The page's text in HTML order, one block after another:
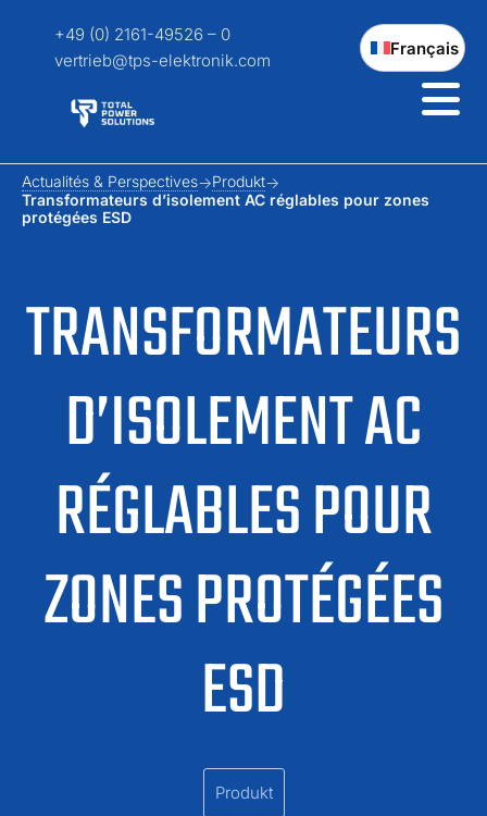
+49 (0) 2161-49526 – 0
vertrieb@tps-elektronik.com
Français
TRANSFORMATEURS
D’ISOLEMENT AC
RÉGLABLES POUR
ZONES PROTÉGÉES
ESD
Actualités & Perspectives
Produkt
Transformateurs d’isolement AC réglables pour zones
protégées ESD
Produkt